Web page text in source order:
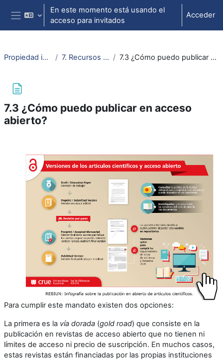
Salta al contenido principal
Panel lateral
En este momento está usando el
acceso para invitados
Acceder
Propiedad intelectual 7. Recursos en abierto 7.3 ¿Cómo puedo publicar en acceso abierto?
7.3 ¿Cómo puedo publicar en acceso
abierto?
Para cumplir este mandato existen dos opciones:
La primera es la vía dorada (gold road) que consiste en la
publicación en revistas de acceso abierto que no tienen ni
límites de acceso ni precio de suscripción. En muchos casos,
estas revistas están financiadas por las propias instituciones